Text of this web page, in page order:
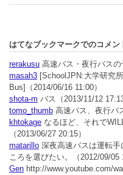
はてなブックマークでのコメン
rerakusu 高速バス・夜行バスの
masah3 [SchoolJPN:大学研究
Bus]
（2014/06/16 11:00）
shota-m バス （2013/11/12 17:13
tomo_thumb 高速バス、夜行バ
khtokage なるほど、それで
（2013/06/27 20:15）
matarillo 深夜高速バスは運転
ころを選びたい。
（2012/09/05
Gen http://www.youtube.com/